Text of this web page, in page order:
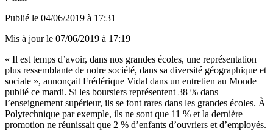
Publié le 04/06/2019 à 17:31
Mis à jour le 07/06/2019 à 17:19
« Il est temps d’avoir, dans nos grandes écoles, une représentation
plus ressemblante de notre société, dans sa diversité géographique et
sociale », annonçait Frédérique Vidal dans un entretien au Monde
publié ce mardi. Si les boursiers représentent 38 % dans
l’enseignement supérieur, ils se font rares dans les grandes écoles. À
Polytechnique par exemple, ils ne sont que 11 % et la dernière
promotion ne réunissait que 2 % d’enfants d’ouvriers et d’employés.